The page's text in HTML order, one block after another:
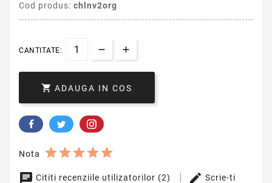
Cod produs: chlnv2org
CANTITATE:
 ADAUGA IN COS
Nota
Cititi recenziile utilizatorilor (2)
Scrie-ti